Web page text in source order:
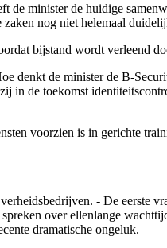
minister de huidige
nog niet helemaal
bijstand wordt verleend
denkt de minister de B-
in de toekomst
voorzien is in gerichte
- De eerste
over ellenlange
dramatische ongeluk.